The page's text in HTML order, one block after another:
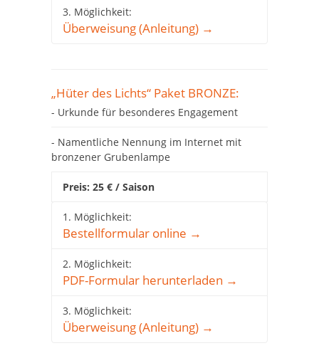
3. Möglichkeit:
Überweisung (Anleitung) →
„Hüter des Lichts“ Paket BRONZE:
- Urkunde für besonderes Engagement
- Namentliche Nennung im Internet mit
bronzener Grubenlampe
Preis: 25 € / Saison
1. Möglichkeit:
Bestellformular online →
2. Möglichkeit:
PDF-Formular herunterladen →
3. Möglichkeit:
Überweisung (Anleitung) →